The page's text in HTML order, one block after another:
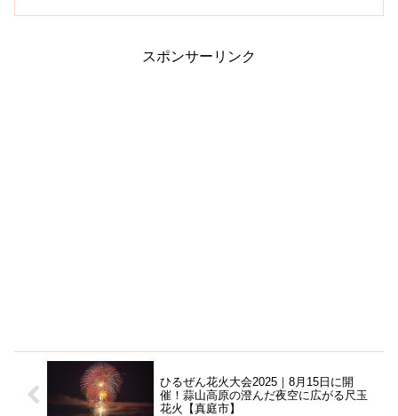
スポンサーリンク
ひるぜん花火大会2025｜8月15日に開
催！蒜山高原の澄んだ夜空に広がる尺玉
花火【真庭市】